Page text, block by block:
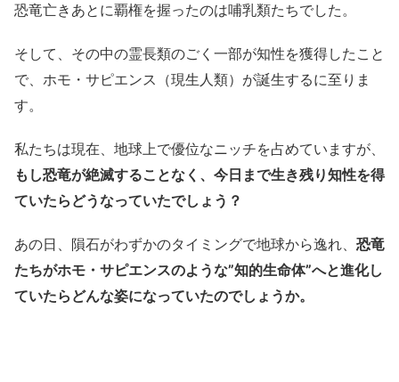
恐竜亡きあとに覇権を握ったのは哺乳類たちでした。
そして、その中の霊長類のごく一部が知性を獲得したこと
で、ホモ・サピエンス（現生人類）が誕生するに至りま
す。
私たちは現在、地球上で優位なニッチを占めていますが、
もし恐竜が絶滅することなく、今日まで生き残り知性を得
ていたらどうなっていたでしょう？
あの日、隕石がわずかのタイミングで地球から逸れ、 恐竜
たちがホモ・サピエンスのような”知的生命体”へと進化し
ていたらどんな姿になっていたのでしょうか。